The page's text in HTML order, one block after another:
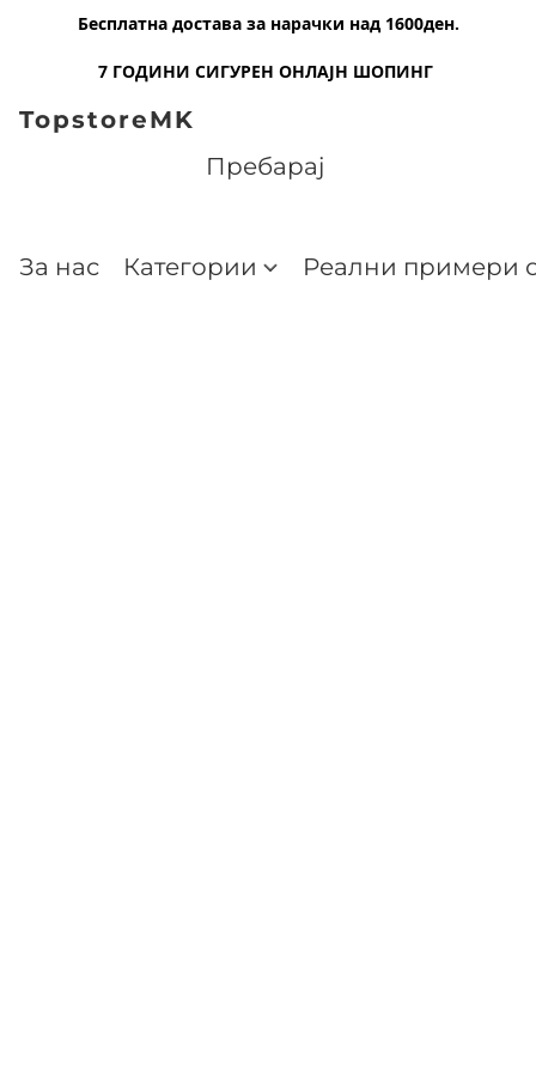
Бесплатна достава за нарачки над 1600ден.
7 ГОДИНИ СИГУРЕН ОНЛАЈН ШОПИНГ
TopstoreMK
За нас Категории Реални примери